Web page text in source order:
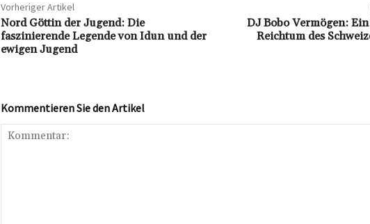
Vorheriger Artikel
Nord Göttin der Jugend: Die
faszinierende Legende von Idun und der
ewigen Jugend
DJ Bobo Vermögen:
Reichtum des
Kommentieren Sie den Artikel